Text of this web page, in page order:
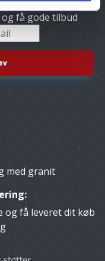
få gode tilbud
med granit
og få leveret dit køb